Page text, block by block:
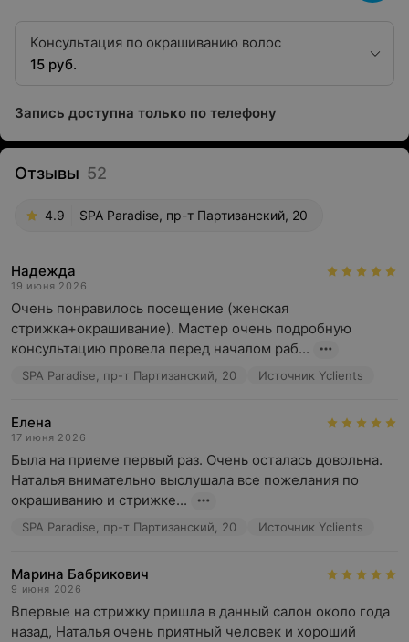
Консультация по окрашиванию волос
15 руб.
Запись доступна только по телефону
Отзывы 52
4.9 SPA Paradise, пр-т Партизанский, 20
Надежда
19 июня 2026
Очень понравилось посещение (женская
стрижка+окрашивание). Мастер очень подробную
консультацию провела перед началом раб...
SPA Paradise, пр-т Партизанский, 20 Источник Yclients
Елена
17 июня 2026
Была на приеме первый раз. Очень осталась довольна.
Наталья внимательно выслушала все пожелания по
окрашиванию и стрижке...
SPA Paradise, пр-т Партизанский, 20 Источник Yclients
Марина Бабрикович
9 июня 2026
Впервые на стрижку пришла в данный салон около года
назад, Наталья очень приятный человек и хороший